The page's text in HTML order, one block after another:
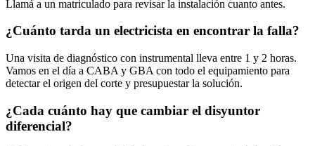
Llamá a un matriculado para revisar la instalación cuanto antes.
¿Cuánto tarda un electricista en encontrar la falla?
Una visita de diagnóstico con instrumental lleva entre 1 y 2 horas.
Vamos en el día a CABA y GBA con todo el equipamiento para
detectar el origen del corte y presupuestar la solución.
¿Cada cuánto hay que cambiar el disyuntor
diferencial?